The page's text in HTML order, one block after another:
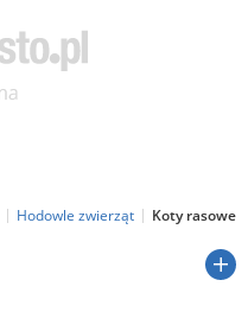
Hodowle zwierząt Koty rasowe